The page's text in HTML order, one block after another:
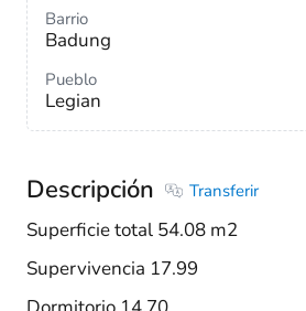
Barrio
Badung
Pueblo
Legian
Descripción Transferir
Superficie total 54.08 m2
Supervivencia 17.99